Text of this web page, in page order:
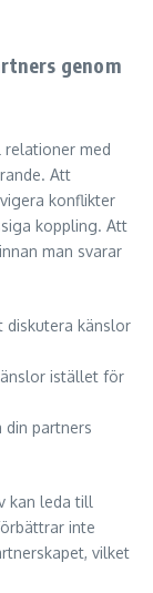
genom
med
Att
konflikter
koppling. Att
man svarar
diskutera känslor
istället för
din partners
kan leda till
inte
vilket